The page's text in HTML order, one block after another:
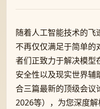
随着人工智能技术的飞
不再仅仅满足于简单
者们正致力于解决模型
安全性以及现实世界辅
合三篇最新的顶级会议
2026等），为您深度解